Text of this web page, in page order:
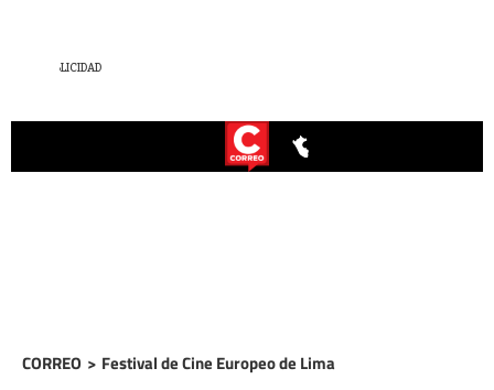
CORREO > Festival de Cine Europeo de Lima